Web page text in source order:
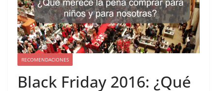
RECOMENDACIONES
Black Friday 2016: ¿Qué